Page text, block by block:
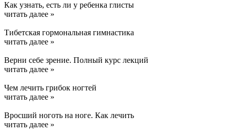
Как узнать, есть ли у ребенка глисты
читать далее »
Тибетская гормональная гимнастика
читать далее »
Верни себе зрение. Полный курс лекций
читать далее »
Чем лечить грибок ногтей
читать далее »
Вросший ноготь на ноге. Как лечить
читать далее »